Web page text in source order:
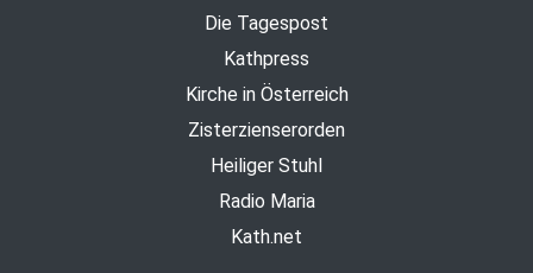
Die Tagespost
Kathpress
Kirche in Österreich
Zisterzienserorden
Heiliger Stuhl
Radio Maria
Kath.net